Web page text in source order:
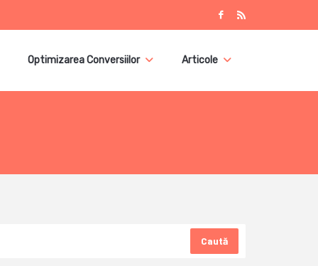
Optimizarea Conversiilor Articole
Caută